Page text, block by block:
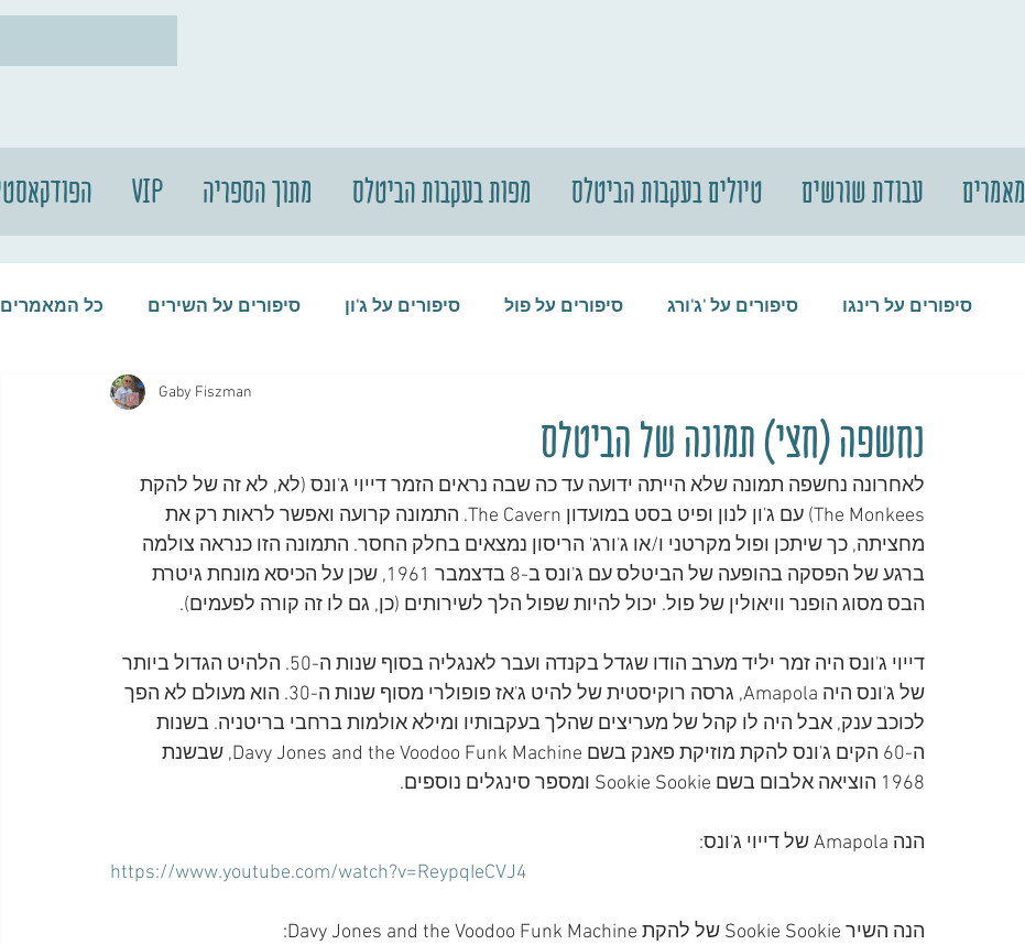
VIP מתוך הספריה מפות בעקבות הביטלס טיולים בעקבות הביטלס עבודת שורשים מאמרים
כל המאמרים סיפורים על השירים סיפורים על ג'ון סיפורים על פול סיפורים על 'ג'ורג סיפורים על רינגו
סיפורים על הביטלס סיפורים על התקליטים
נחשפה (חצי) תמונה של הביטלס
Gaby Fiszman
לאחרונה נחשפה תמונה שלא הייתה ידועה עד כה שבה נראים הזמר דייוי ג'ונס (לא, לא זה של להקת
The Monkees) עם ג'ון לנון ופיט בסט במועדון The Cavern. התמונה קרועה ואפשר לראות רק את
מחציתה, כך שיתכן ופול מקרטני ו/או ג'ורג' הריסון נמצאים בחלק החסר. התמונה הזו כנראה צולמה
ברגע של הפסקה בהופעה של הביטלס עם ג'ונס ב-8 בדצמבר 1961, שכן על הכיסא מונחת גיטרת
הבס מסוג הופנר וויאולין של פול. יכול להיות שפול הלך לשירותים (כן, גם לו זה קורה לפעמים).
דייוי ג'ונס היה זמר יליד מערב הודו שגדל בקנדה ועבר לאנגליה בסוף שנות ה-50. הלהיט הגדול ביותר
של ג'ונס היה Amapola, גרסה רוקיסטית של להיט ג'אז פופולרי מסוף שנות ה-30. הוא מעולם לא הפך
לכוכב ענק, אבל היה לו קהל של מעריצים שהלך בעקבותיו ומילא אולמות ברחבי בריטניה. בשנות
ה-60 הקים ג'ונס להקת מוזיקת פאנק בשם Davy Jones and the Voodoo Funk Machine, שבשנת
1968 הוציאה אלבום בשם Sookie Sookie ומספר סינגלים נוספים.
הנה Amapola של דייוי ג'ונס:
https://www.youtube.com/watch?v=ReypqIeCVJ4
הנה השיר Sookie Sookie של להקת Davy Jones and the Voodoo Funk Machine: